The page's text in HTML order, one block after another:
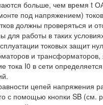
больше, чем время t
под напряжением)
должны проверяться и
для работы в таких
токовых защит
и
тока I0 в сети
цепей напряжения
с помощью кнопки SB (см.